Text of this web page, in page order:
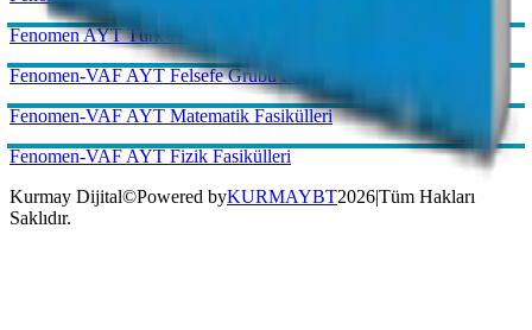
Kurmay Dijital©Powered byKURMAYBT2026|Tüm Hakları
Saklıdır.